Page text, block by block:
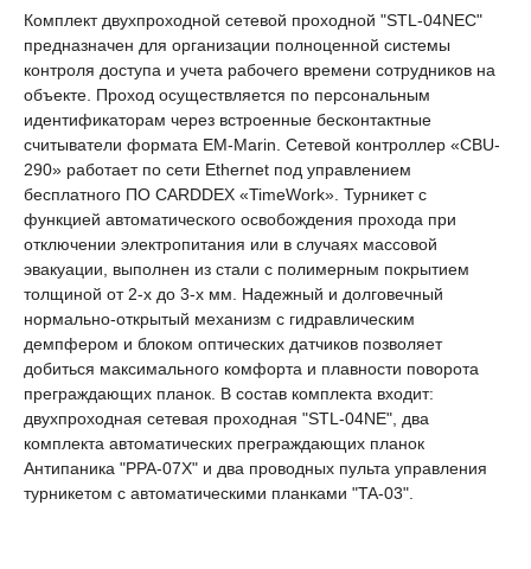
Комплект двухпроходной сетевой проходной "STL-04NEC"
предназначен для организации полноценной системы
контроля доступа и учета рабочего времени сотрудников на
объекте. Проход осуществляется по персональным
идентификаторам через встроенные бесконтактные
считыватели формата EM-Marin. Сетевой контроллер «CBU-
290» работает по сети Ethernet под управлением
бесплатного ПО CARDDEX «TimeWork». Турникет с
функцией автоматического освобождения прохода при
отключении электропитания или в случаях массовой
эвакуации, выполнен из стали с полимерным покрытием
толщиной от 2-х до 3-х мм. Надежный и долговечный
нормально-открытый механизм c гидравлическим
демпфером и блоком оптических датчиков позволяет
добиться максимального комфорта и плавности поворота
преграждающих планок. В состав комплекта входит:
двухпроходная сетевая проходная "STL-04NE", два
комплекта автоматических преграждающих планок
Антипаника "PPA-07X" и два проводных пульта управления
турникетом с автоматическими планками "TA-03".